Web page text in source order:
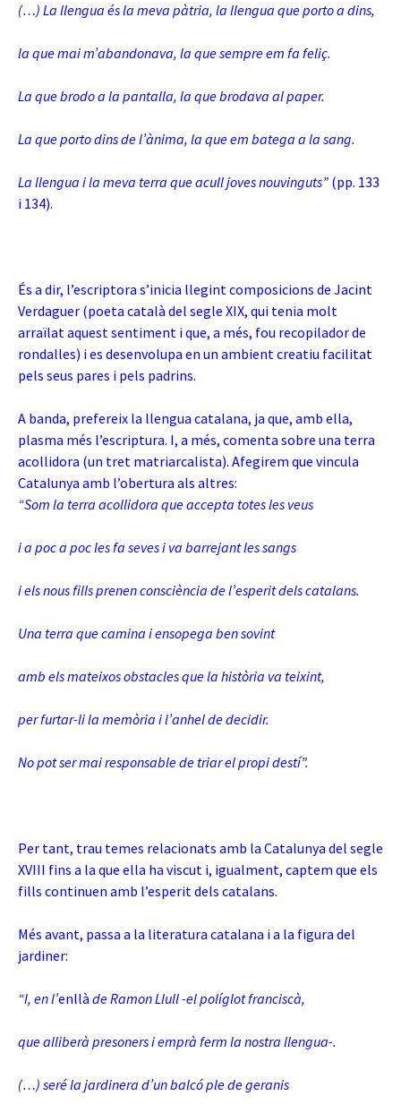
(…) La llengua és la meva pàtria, la llengua que porto a dins,
la que mai m’abandonava, la que sempre em fa feliç.
La que brodo a la pantalla, la que brodava al paper.
La que porto dins de l’ànima, la que em batega a la sang.
La llengua i la meva terra que acull joves nouvinguts” (pp. 133
i 134).
És a dir, l’escriptora s’inicia llegint composicions de Jacint
Verdaguer (poeta català del segle XIX, qui tenia molt
arraïlat aquest sentiment i que, a més, fou recopilador de
rondalles) i es desenvolupa en un ambient creatiu facilitat
pels seus pares i pels padrins.
A banda, prefereix la llengua catalana, ja que, amb ella,
plasma més l’escriptura. I, a més, comenta sobre una terra
acollidora (un tret matriarcalista). Afegirem que vincula
Catalunya amb l’obertura als altres:
“Som la terra acollidora que accepta totes les veus
i a poc a poc les fa seves i va barrejant les sangs
i els nous fills prenen consciència de l’esperit dels catalans.
Una terra que camina i ensopega ben sovint
amb els mateixos obstacles que la història va teixint,
per furtar-li la memòria i l’anhel de decidir.
No pot ser mai responsable de triar el propi destí”.
Per tant, trau temes relacionats amb la Catalunya del segle
XVIII fins a la que ella ha viscut i, igualment, captem que els
fills continuen amb l’esperit dels catalans.
Més avant, passa a la literatura catalana i a la figura del
jardiner:
“I, en l’enllà de Ramon Llull -el políglot franciscà,
que alliberà presoners i emprà ferm la nostra llengua-.
(…) seré la jardinera d’un balcó ple de geranis